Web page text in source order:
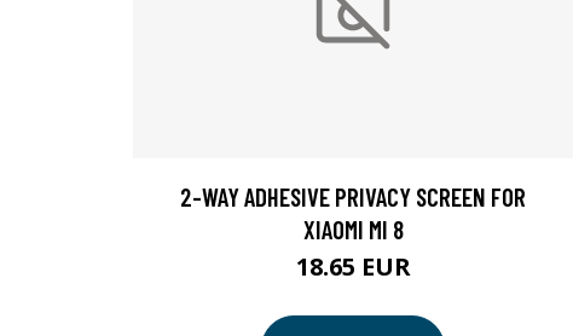
2-WAY ADHESIVE PRIVACY SCREEN FOR
XIAOMI MI 8
18.65 EUR